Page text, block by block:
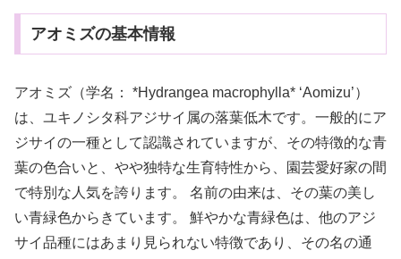
アオミズの基本情報
アオミズ（学名： *Hydrangea macrophylla* ‘Aomizu’）
は、ユキノシタ科アジサイ属の落葉低木です。一般的にア
ジサイの一種として認識されていますが、その特徴的な青
葉の色合いと、やや独特な生育特性から、園芸愛好家の間
で特別な人気を誇ります。 名前の由来は、その葉の美し
い青緑色からきています。 鮮やかな青緑色は、他のアジ
サイ品種にはあまり見られない特徴であり、その名の通